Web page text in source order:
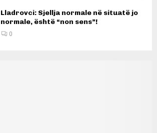
Lladrovci: Sjellja normale në situatë jo
normale, është “non sens”!
0